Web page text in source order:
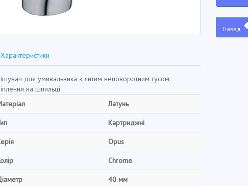
Характеристики
для умивальника з литим неповоротним гусом.
на шпильці.
Латунь
Картриджні
Opus
Chrome
40 мм
Назад